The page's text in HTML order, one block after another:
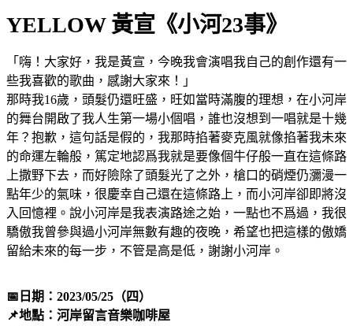
YELLOW 黃宣《小河23事》
「嗨！大家好，我是黃宣，今晚我會演唱我自己的創作還有一
些我喜歡的歌曲，感謝大家來！」
那時我16歲，頭髮仍還旺盛，旺如當時滿腹的理想，在小河岸
的舞台開啟了我人生第一場小個唱，誰也沒想到一唱就是十幾
年？抱歉，這句話是假的，我那時掐著麥克風就像掐著我未來
的命運左輪般，篤定地認爲我就是要像個牛仔般一直在這條路
上撒野下去，而好險除了頭髮光了之外，槍口的硝煙仍瀰漫一
點年少的氣味，很慶幸自己還在這條路上，而小河岸卻即將沒
入回憶裡。說小河岸是我表演路途之始，一點也不爲過，我很
驕傲我曾參與過小河岸無數有趣的夜晚，希望也把這樣的傲嬌
留給未來的每一步，不管是高是低，謝謝小河岸。
📅日期：2023/05/25（四）
📌地點：河岸留言音樂咖啡屋